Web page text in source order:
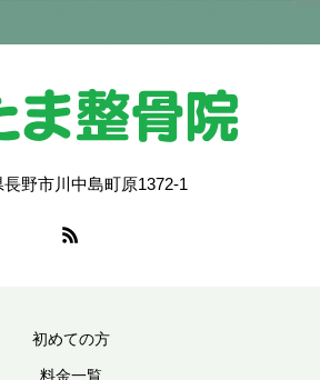
野市川中島町原1372-1
初めての方
料金一覧